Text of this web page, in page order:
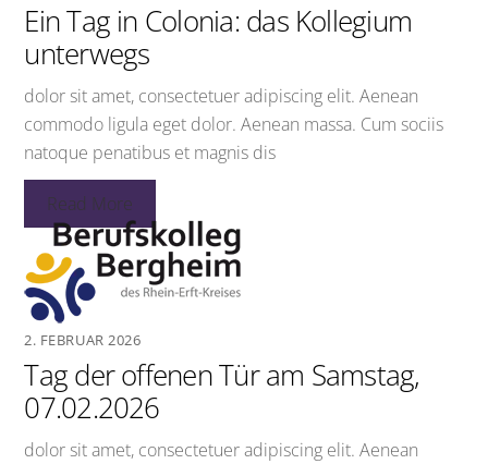
Ein Tag in Colonia: das Kollegium
unterwegs
dolor sit amet, consectetuer adipiscing elit. Aenean
commodo ligula eget dolor. Aenean massa. Cum sociis
natoque penatibus et magnis dis
Read More
2. FEBRUAR 2026
Tag der offenen Tür am Samstag,
07.02.2026
dolor sit amet, consectetuer adipiscing elit. Aenean